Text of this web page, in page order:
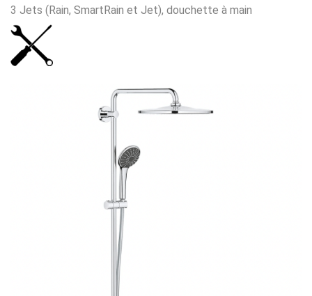
3 Jets (Rain, SmartRain et Jet), douchette à main